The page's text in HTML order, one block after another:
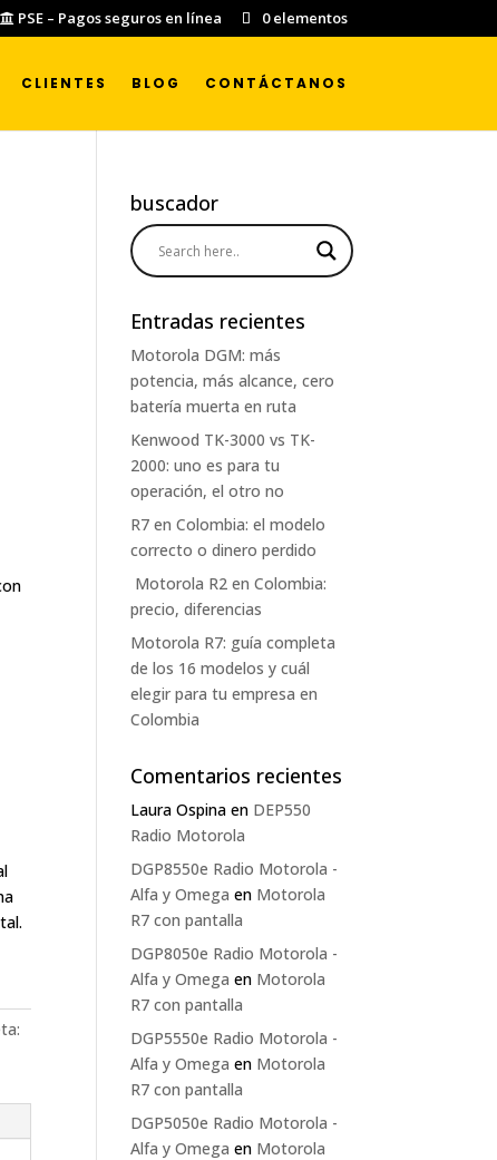
PSE – Pagos seguros en línea 0 elementos
CLIENTES BLOG CONTÁCTANOS
buscador
Entradas recientes
Motorola DGM: más
potencia, más alcance, cero
batería muerta en ruta
Kenwood TK-3000 vs TK-
2000: uno es para tu
operación, el otro no
R7 en Colombia: el modelo
correcto o dinero perdido
Motorola R2 en Colombia:
precio, diferencias
Motorola R7: guía completa
de los 16 modelos y cuál
elegir para tu empresa en
Colombia
Comentarios recientes
Laura Ospina en DEP550
Radio Motorola
DGP8550e Radio Motorola -
Alfa y Omega en Motorola
R7 con pantalla
DGP8050e Radio Motorola -
Alfa y Omega en Motorola
R7 con pantalla
DGP5550e Radio Motorola -
Alfa y Omega en Motorola
R7 con pantalla
DGP5050e Radio Motorola -
Alfa y Omega en Motorola